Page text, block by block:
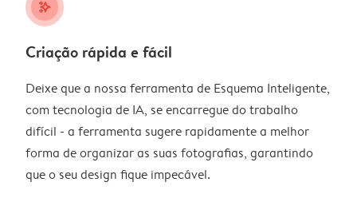
stars_plus
Criação rápida e fácil
Deixe que a nossa ferramenta de Esquema Inteligente,
com tecnologia de IA, se encarregue do trabalho
difícil - a ferramenta sugere rapidamente a melhor
forma de organizar as suas fotografias, garantindo
que o seu design fique impecável.